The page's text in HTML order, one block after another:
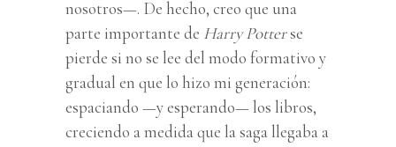
nosotros—. De hecho, creo que una
parte importante de Harry Potterse
pierde si no se lee del modo formativo y
gradual en que lo hizo mi generación:
espaciando —y esperando— los libros,
creciendo a medida que la saga llegaba a